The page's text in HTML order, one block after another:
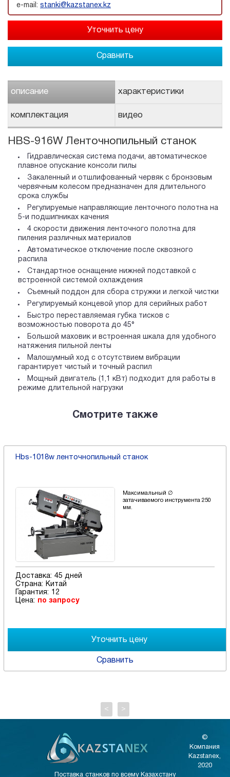
e-mail: stanki@kazstanex.kz
Сравнить
описание характеристики
комплектация видео
HBS-916W Ленточнопильный станок
Гидравлическая система подачи, автоматическое
плавное опускание консоли пилы
Закаленный и отшлифованный червяк с бронзовым
червячным колесом предназначен для длительного
срока службы
Регулируемые направляющие ленточного полотна на
5-и подшипниках качения
4 скорости движения ленточного полотна для
пиления различных материалов
Автоматическое отключение после сквозного
распила
Стандартное оснащение нижней подставкой с
встроенной системой охлаждения
Съемный поддон для сбора стружки и легкой чистки
Регулируемый концевой упор для серийных работ
Быстро переставляемая губка тисков с
возможностью поворота до 45°
Большой маховик и встроенная шкала для удобного
натяжения пильной ленты
Малошумный ход с отсутствием вибрации
гарантирует чистый и точный распил
Мощный двигатель (1,1 кВт) подходит для работы в
режиме длительной нагрузки
Смотрите также
Hbs-1018w ленточнопильный станок
Максимальный ∅
затачиваемого инструмента 250
мм.
Доставка: 45 дней
Страна:
Китай
Гарантия:
12
Цена:
по запросу
Сравнить
< >
©
Компания
Kazstanex,
2020
Поставка станков по всему Казахстану